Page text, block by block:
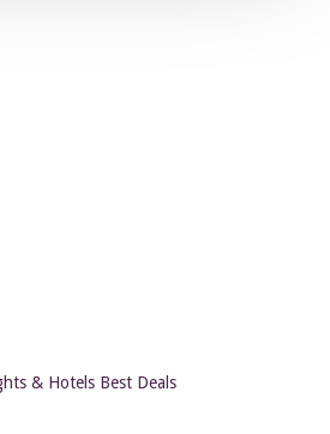
& Hotels Best Deals